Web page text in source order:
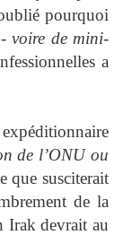
pourquoi
-voire de mini-
a
de l’ONU ou
que susciterait
de la
Irak devrait au